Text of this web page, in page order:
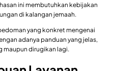
ini membutuhkan kebijakan
di kalangan jemaah.
yang konkret mengenai
adanya panduan yang jelas,
maupun dirugikan lagi.